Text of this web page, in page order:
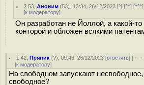
2.53 ,Аноним (53), 13:34, 26/12/2023 [^] [^^] [^^^
[к модератору]
Он разработан не Йоллой, а какой-то
конторой и обложен всякими
1.42 ,Пряник (?), 09:46, 26/12/2023 [ответить] [
[к модератору]
На свободном запускают
свободное?